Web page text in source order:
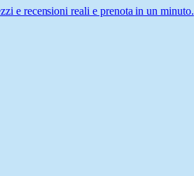
e recensioni reali e prenota in un minuto.